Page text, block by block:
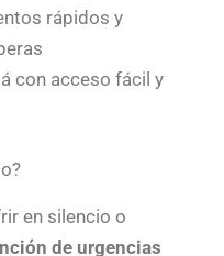
rápidos y
con acceso fácil y
en silencio o
de urgencias